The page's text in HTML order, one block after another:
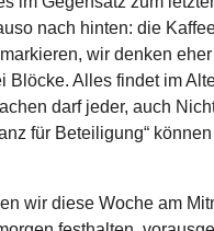
nach hinten: die
wir denken
Blöcke. Alles findet im
darf jeder, auch
für Beteiligung“
wir diese Woche am